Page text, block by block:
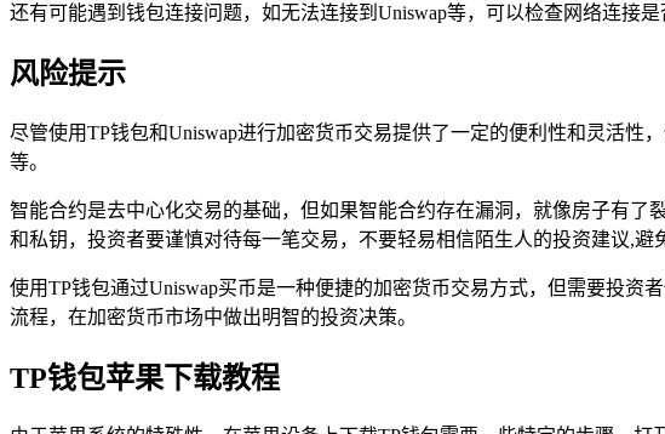
还有可能遇到钱包连接问题，如无法连接到Uniswap等，可以检查网络连接
风险提示
尽管使用TP钱包和Uniswap进行加密货币交易提供了一定的便利性和灵活
等。
智能合约是去中心化交易的基础，但如果智能合约存在漏洞，就像房子有
和私钥，投资者要谨慎对待每一笔交易，不要轻易相信陌生人的投资建议,避
使用TP钱包通过Uniswap买币是一种便捷的加密货币交易方式，但需要投资
流程，在加密货币市场中做出明智的投资决策。
TP钱包苹果下载教程